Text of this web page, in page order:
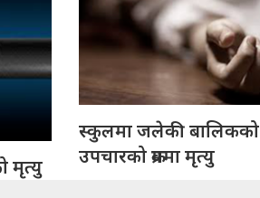
मृत्यु
स्कुलमा जलेकी बालिकको
उपचारको क्रममा मृत्यु